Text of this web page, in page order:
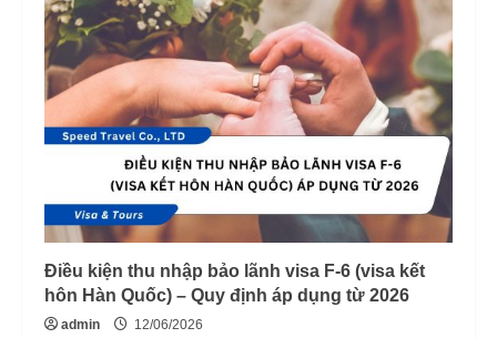
Điều kiện thu nhập bảo lãnh visa F-6 (visa kết
hôn Hàn Quốc) – Quy định áp dụng từ 2026
admin 12/06/2026